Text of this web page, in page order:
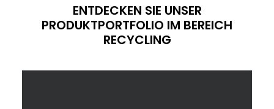
ENTDECKEN SIE UNSER
PRODUKTPORTFOLIO IM BEREICH
RECYCLING